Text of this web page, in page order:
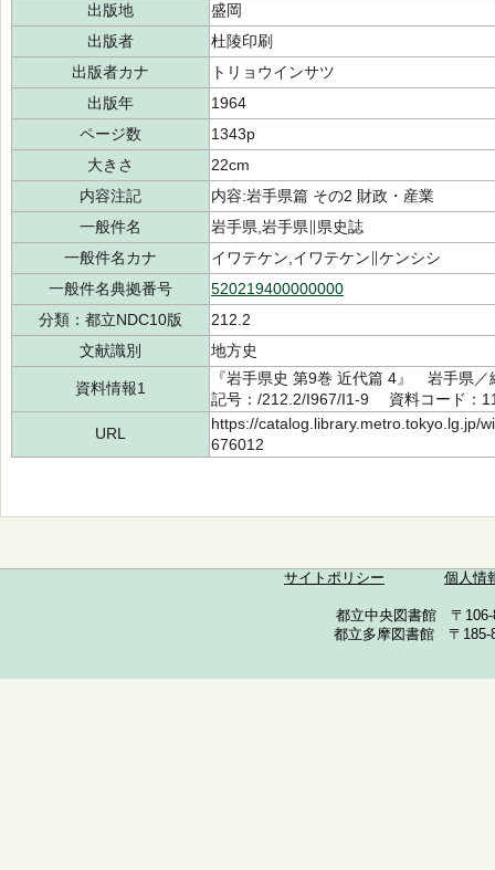
出版地
盛岡
出版者
杜陵印刷
出版者カナ
トリョウインサツ
出版年
1964
ページ数
1343p
大きさ
22cm
内容注記
内容:岩手県篇 その2 財政・産業
一般件名
岩手県,岩手県∥県史誌
一般件名カナ
イワテケン,イワテケン∥ケンシシ
一般件名典拠番号
520219400000000
分類：都立NDC10版
212.2
文献識別
地方史
資料情報1
『岩手県史 第9巻 近代篇 4』 岩手
記号：/212.2/I967/I1-9 資料コード：
URL
https://catalog.library.metro.tokyo.lg.jp/
676012
サイトポリシー 個人情
都立中央図書館 〒
都立多摩図書館 〒185-